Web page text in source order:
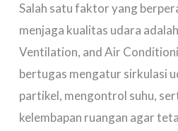
Salah satu faktor yang
menjaga kualitas udara
Ventilation, and Air
bertugas mengatur sirkulasi
partikel, mengontrol suhu,
kelembapan ruangan agar